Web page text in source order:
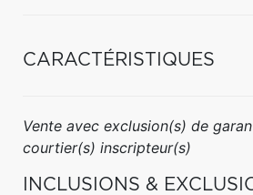
CARACTÉRISTIQUES
Vente avec exclusion(s) de
courtier(s) inscripteur(s)
INCLUSIONS &